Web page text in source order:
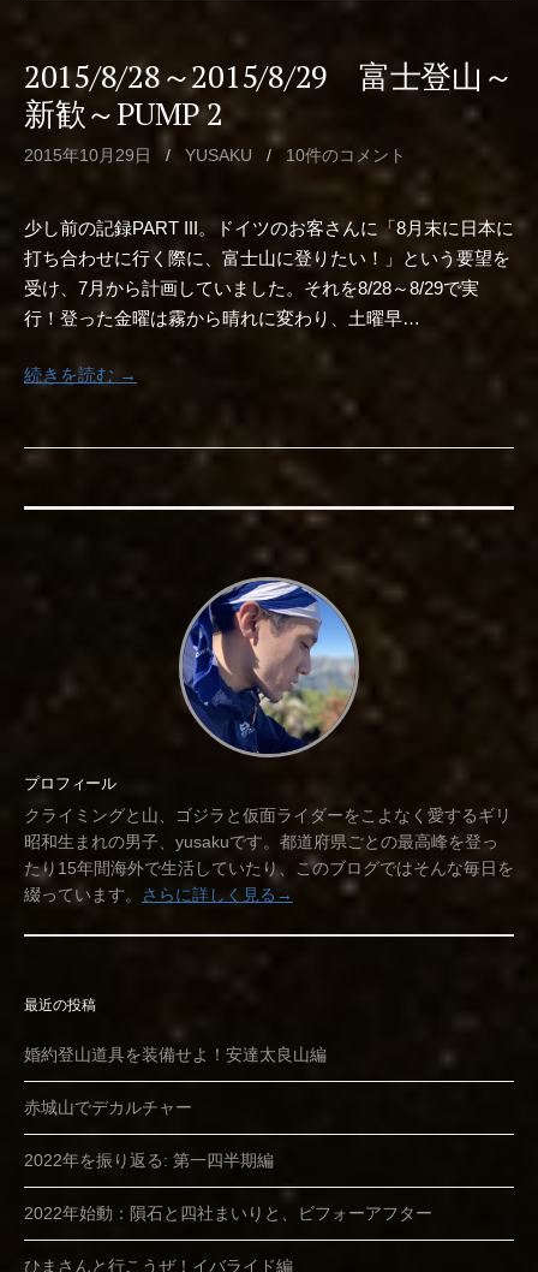
2015/8/28～2015/8/29 富士登山～
新歓～PUMP 2
2015年10月29日 / YUSAKU / 10件のコメント
少し前の記録PART III。ドイツのお客さんに「8月末に日本に
打ち合わせに行く際に、富士山に登りたい！」という要望を
受け、7月から計画していました。それを8/28～8/29で実
行！登った金曜は霧から晴れに変わり、土曜早…
続きを読む →
プロフィール
クライミングと山、ゴジラと仮面ライダーをこよなく愛するギリ
昭和生まれの男子、yusakuです。都道府県ごとの最高峰を登っ
たり15年間海外で生活していたり、このブログではそんな毎日を
綴っています。
さらに詳しく見る→
最近の投稿
婚約登山道具を装備せよ！安達太良山編
赤城山でデカルチャー
2022年を振り返る: 第一四半期編
2022年始動：隕石と四社まいりと、ビフォーアフター
ひまさんと行こうぜ！イバライド編